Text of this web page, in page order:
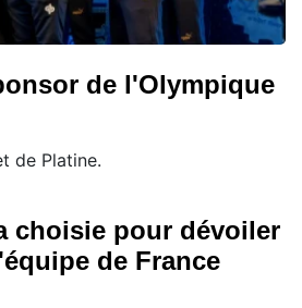
de l'Olympique
de Platine.
choisie pour dévoiler
de France